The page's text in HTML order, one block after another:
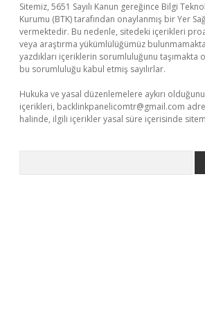
Sitemiz, 5651 Sayılı Kanun gereğince Bilgi
Kurumu (BTK) tarafından onaylanmış bir Yer
vermektedir. Bu nedenle, sitedeki içerikleri
veya araştırma yükümlülüğümüz
yazdıkları içeriklerin sorumluluğunu taşımakta
bu sorumluluğu kabul etmiş sayılırlar.
Hukuka ve yasal düzenlemelere aykırı
içerikleri, backlinkpanelicomtr@gmail.com
halinde, ilgili içerikler yasal süre içerisinde